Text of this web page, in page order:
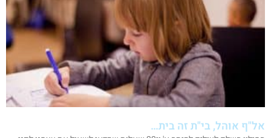
אל"ף אוהל, בי"ת זה בית…